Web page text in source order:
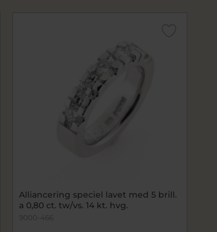
Alliancering speciel lavet med 5 brill.
a 0,80 ct. tw/vs. 14 kt. hvg.
9000-466